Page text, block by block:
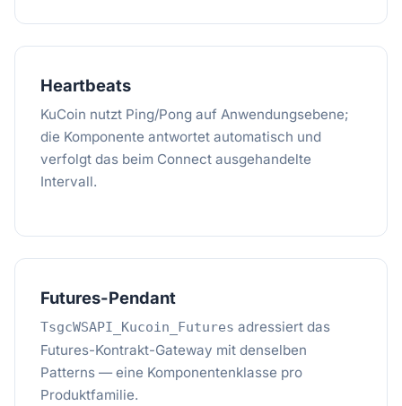
Heartbeats
KuCoin nutzt Ping/Pong auf Anwendungsebene;
die Komponente antwortet automatisch und
verfolgt das beim Connect ausgehandelte
Intervall.
Futures-Pendant
TsgcWSAPI_Kucoin_Futures adressiert das
Futures-Kontrakt-Gateway mit denselben
Patterns — eine Komponentenklasse pro
Produktfamilie.